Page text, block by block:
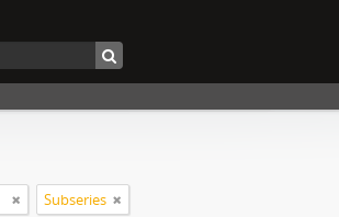
Subseries